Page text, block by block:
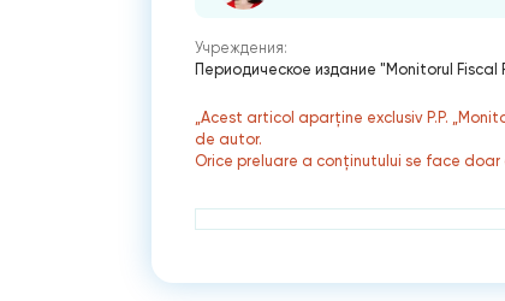
Учреждения:
Периодическое издание "Monitorul Fiscal
„Acest articol aparține exclusiv P.P.
de autor.
Orice preluare a conținutului se face doar